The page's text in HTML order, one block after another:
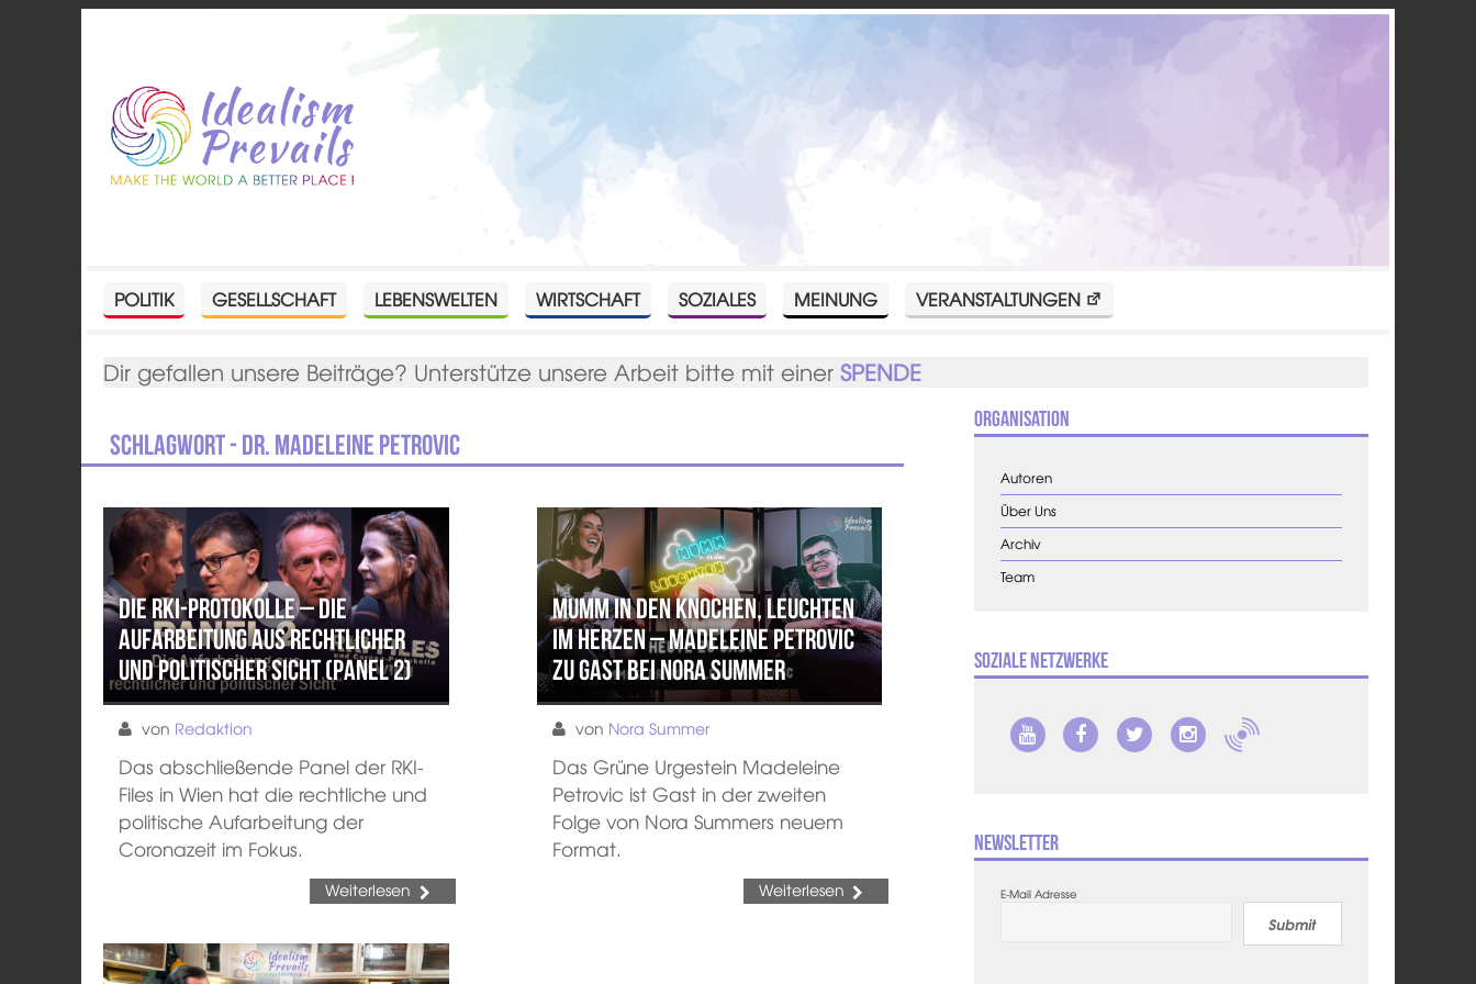
POLITIK GESELLSCHAFT LEBENSWELTEN WIRTSCHAFT SOZIALES MEINUNG VERANSTALTUNGEN
Dir gefallen unsere Beiträge? Unterstütze unsere Arbeit bitte mit einerSPENDE
Schlagwort - Dr. Madeleine Petrovic
Die RKI-Protokolle – Die
Aufarbeitung aus rechtlicher
und politischer Sicht (Panel 2)
von Redaktion
Das abschließende Panel der RKI-
Files in Wien hat die rechtliche und
politische Aufarbeitung der
Coronazeit im Fokus.
Weiterlesen
Mumm in den Knochen, Leuchten
im Herzen – Madeleine Petrovic
zu Gast bei Nora Summer
von Nora Summer
Das Grüne Urgestein Madeleine
Petrovic ist Gast in der zweiten
Folge von Nora Summers neuem
Format.
Weiterlesen
Organisation
Autoren
Über Uns
Archiv
Team
Soziale Netzwerke
Newsletter
E-Mail Adresse
Submit